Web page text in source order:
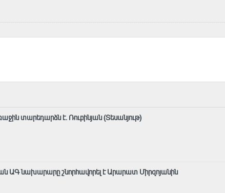
տարեդարձն է. Ռուբինյան (Տեսանյութ)
ԱԳ նախարարը շնորհավորել է Արարատ Միրզոյանին